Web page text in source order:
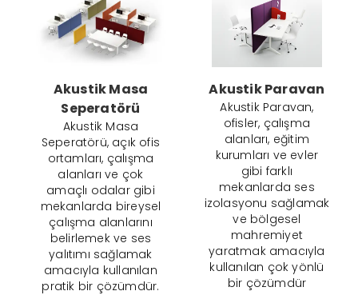
Akustik Masa
Seperatörü
Akustik Masa
Seperatörü, açık ofis
ortamları, çalışma
alanları ve çok
amaçlı odalar gibi
mekanlarda bireysel
çalışma alanlarını
belirlemek ve ses
yalıtımı sağlamak
amacıyla kullanılan
pratik bir çözümdür.
Akustik Paravan
Akustik Paravan,
ofisler, çalışma
alanları, eğitim
kurumları ve evler
gibi farklı
mekanlarda ses
izolasyonu sağlamak
ve bölgesel
mahremiyet
yaratmak amacıyla
kullanılan çok yönlü
bir çözümdür